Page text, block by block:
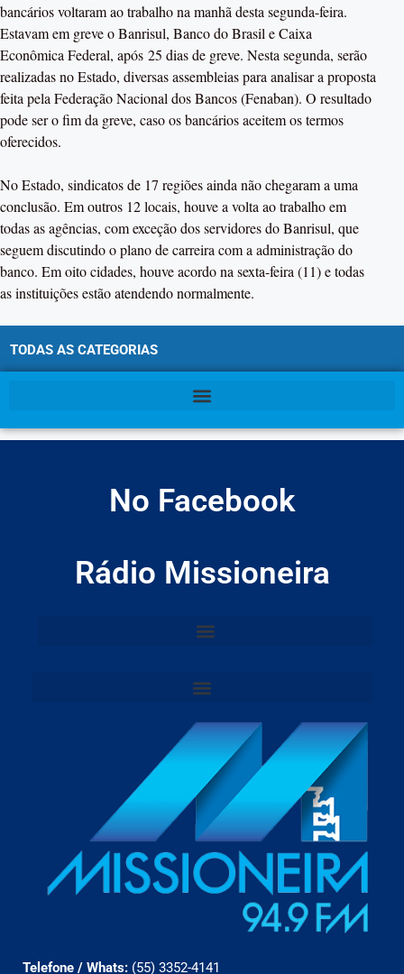
bancários voltaram ao trabalho na manhã desta segunda-feira.
Estavam em greve o Banrisul, Banco do Brasil e Caixa
Econômica Federal, após 25 dias de greve. Nesta segunda, serão
realizadas no Estado, diversas assembleias para analisar a proposta
feita pela Federação Nacional dos Bancos (Fenaban). O resultado
pode ser o fim da greve, caso os bancários aceitem os termos
oferecidos.
No Estado, sindicatos de 17 regiões ainda não chegaram a uma
conclusão. Em outros 12 locais, houve a volta ao trabalho em
todas as agências, com exceção dos servidores do Banrisul, que
seguem discutindo o plano de carreira com a administração do
banco. Em oito cidades, houve acordo na sexta-feira (11) e todas
as instituições estão atendendo normalmente.
TODAS AS CATEGORIAS
No Facebook
Rádio Missioneira
Telefone / Whats: (55) 3352-4141